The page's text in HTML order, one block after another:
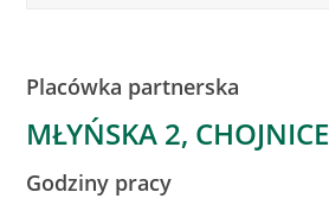
Placówka partnerska
MŁYŃSKA 2, CHOJNICE
Godziny pracy